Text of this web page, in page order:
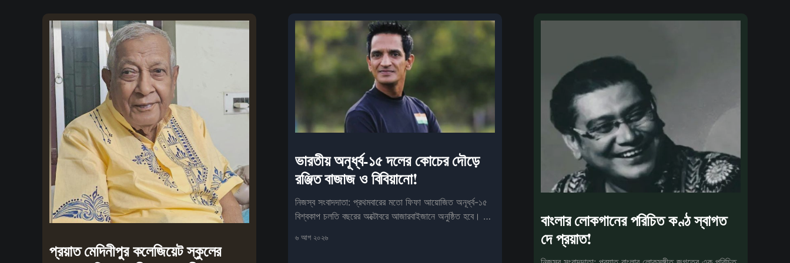
প্রয়াত মেদিনীপুর কলেজিয়েট স্কুলের
ভারতীয় অনূর্ধ্ব-১৫ দলের কোচের দৌড়ে
রঞ্জিত বাজাজ ও বিবিয়ানো!
নিজস্ব সংবাদদাতা: প্রথমবারের মতো ফিফা আয়োজিত অনূর্ধ্ব-১৫
বিশ্বকাপ চলতি বছরের অক্টোবরে আজারবাইজানে অনুষ্ঠিত হবে। এই
৬ আগ ২০২৬
বাংলার লোকগানের পরিচিত কণ্ঠ স্বাগত
দে প্রয়াত!